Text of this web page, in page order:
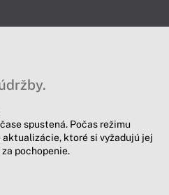
spustená. Počas režimu
ktoré si vyžadujú jej
pochopenie.